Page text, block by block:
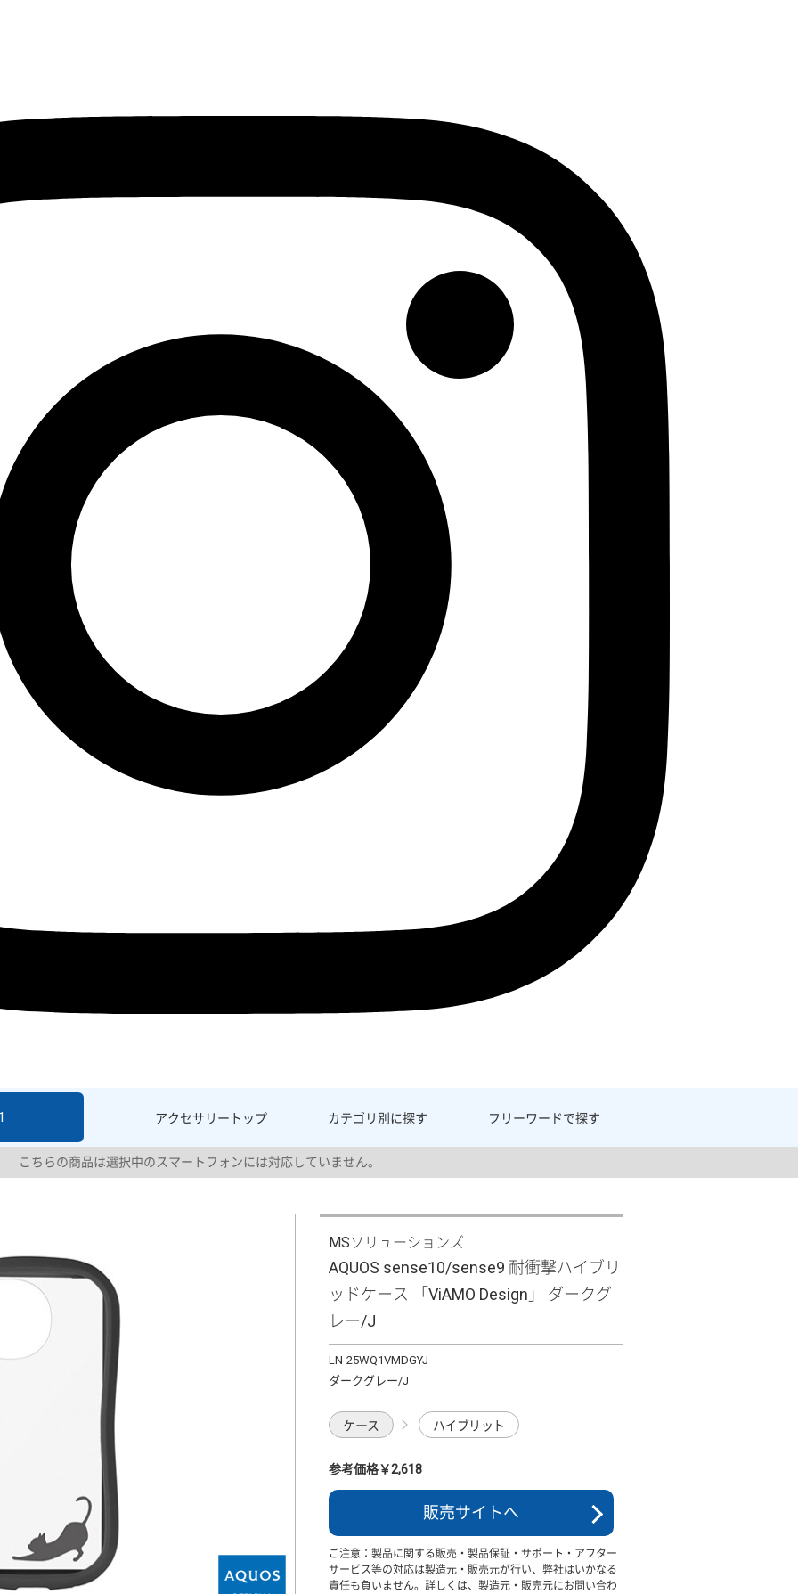
アクセサリー トップ カテゴリ別に探す フリーワードで探す
こちらの商品は選択中のスマートフォンには対応していません。
MSソリューションズ
AQUOS sense10/sense9 耐衝撃ハイブリ
ッドケース 「ViAMO Design」 ダークグ
レー/J
LN-25WQ1VMDGYJ
ダークグレー/J
ケース ハイブリット
参考価格￥2,618
販売サイトへ
ご注意：製品に関する販売・製品保証・サポート・アフター
サービス等の対応は製造元・販売元が行い、弊社はいかなる
責任も負いません。詳しくは、製造元・販売元にお問い合わ